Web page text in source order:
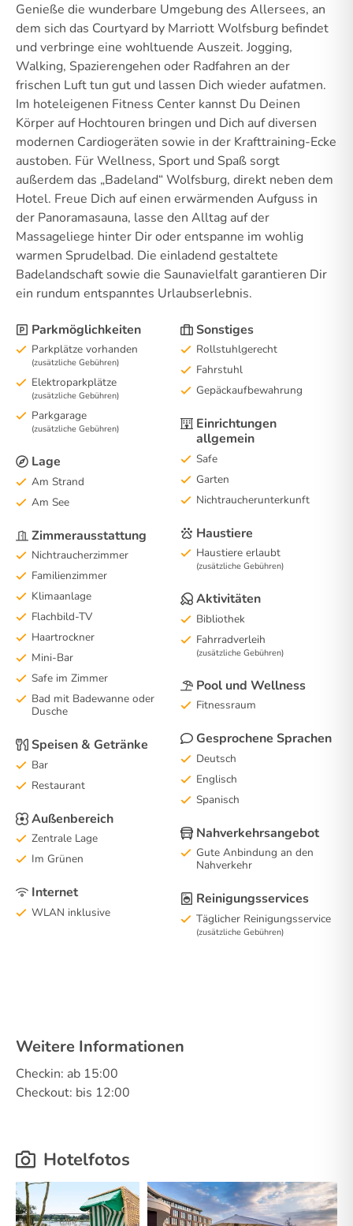
Genieße die wunderbare Umgebung des Allersees, an
dem sich das Courtyard by Marriott Wolfsburg befindet
und verbringe eine wohltuende Auszeit. Jogging,
Walking, Spazierengehen oder Radfahren an der
frischen Luft tun gut und lassen Dich wieder aufatmen.
Im hoteleigenen Fitness Center kannst Du Deinen
Körper auf Hochtouren bringen und Dich auf diversen
modernen Cardiogeräten sowie in der Krafttraining-Ecke
austoben. Für Wellness, Sport und Spaß sorgt
außerdem das „Badeland“ Wolfsburg, direkt neben dem
Hotel. Freue Dich auf einen erwärmenden Aufguss in
der Panoramasauna, lasse den Alltag auf der
Massageliege hinter Dir oder entspanne im wohlig
warmen Sprudelbad. Die einladend gestaltete
Badelandschaft sowie die Saunavielfalt garantieren Dir
ein rundum entspanntes Urlaubserlebnis.
Parkmöglichkeiten
Parkplätze vorhanden
(zusätzliche Gebühren)
Elektroparkplätze
(zusätzliche Gebühren)
Parkgarage
(zusätzliche Gebühren)
Lage
Am Strand
Am See
Zimmerausstattung
Nichtraucherzimmer
Familienzimmer
Klimaanlage
Flachbild-TV
Haartrockner
Mini-Bar
Safe im Zimmer
Bad mit Badewanne oder
Dusche
Speisen & Getränke
Bar
Restaurant
Außenbereich
Zentrale Lage
Im Grünen
Internet
WLAN inklusive
Sonstiges
Rollstuhlgerecht
Fahrstuhl
Gepäckaufbewahrung
Einrichtungen
allgemein
Safe
Garten
Nichtraucherunterkunft
Haustiere
Haustiere erlaubt
(zusätzliche Gebühren)
Aktivitäten
Bibliothek
Fahrradverleih
(zusätzliche Gebühren)
Pool und Wellness
Fitnessraum
Gesprochene Sprachen
Deutsch
Englisch
Spanisch
Nahverkehrsangebot
Gute Anbindung an den
Nahverkehr
Reinigungsservices
Täglicher Reinigungsservice
(zusätzliche Gebühren)
Weitere Informationen
Checkin: ab 15:00
Checkout: bis 12:00
Hotelfotos